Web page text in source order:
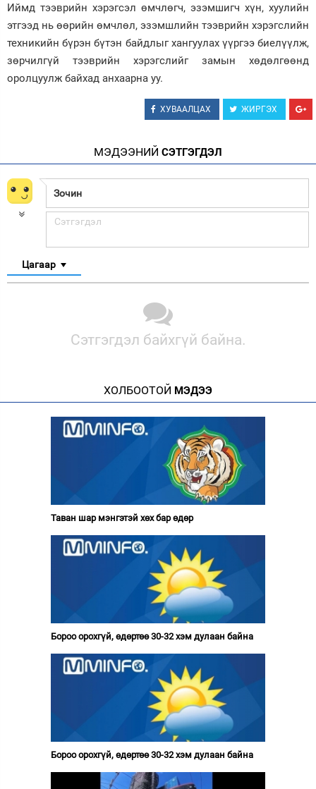
Иймд тээврийн хэрэгсэл өмчлөгч, эзэмшигч хүн, хуулийн
этгээд нь өөрийн өмчлөл, эзэмшлийн тээврийн хэрэгслийн
техникийн бүрэн бүтэн байдлыг хангуулах үүргээ биелүүлж,
зөрчилгүй тээврийн хэрэгслийг замын хөдөлгөөнд
оролцуулж байхад анхаарна уу.
ХУВААЛЦАХ ЖИРГЭХ
МЭДЭЭНИЙ СЭТГЭГДЭЛ
Цагаар
Сэтгэгдэл байхгүй байна.
ХОЛБООТОЙ МЭДЭЭ
Таван шар мэнгэтэй хөх бар өдөр
Бороо орохгүй, өдөртөө 30-32 хэм дулаан байна
Бороо орохгүй, өдөртөө 30-32 хэм дулаан байна